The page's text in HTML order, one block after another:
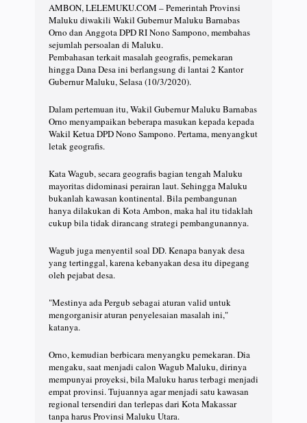
AMBON, LELEMUKU.COM – Pemerintah Provinsi
Maluku diwakili Wakil Gubernur Maluku Barnabas
Orno dan Anggota DPD RI Nono Sampono, membahas
sejumlah persoalan di Maluku.
Pembahasan terkait masalah geografis, pemekaran
hingga Dana Desa ini berlangsung di lantai 2 Kantor
Gubernur Maluku, Selasa (10/3/2020).
Dalam pertemuan itu, Wakil Gubernur Maluku Barnabas
Orno menyampaikan beberapa masukan kepada kepada
Wakil Ketua DPD Nono Sampono. Pertama, menyangkut
letak geografis.
Kata Wagub, secara geografis bagian tengah Maluku
mayoritas didominasi perairan laut. Sehingga Maluku
bukanlah kawasan kontinental. Bila pembangunan
hanya dilakukan di Kota Ambon, maka hal itu tidaklah
cukup bila tidak dirancang strategi pembangunannya.
Wagub juga menyentil soal DD. Kenapa banyak desa
yang tertinggal, karena kebanyakan desa itu dipegang
oleh pejabat desa.
"Mestinya ada Pergub sebagai aturan valid untuk
mengorganisir aturan penyelesaian masalah ini,"
katanya.
Orno, kemudian berbicara menyangku pemekaran. Dia
mengaku, saat menjadi calon Wagub Maluku, dirinya
mempunyai proyeksi, bila Maluku harus terbagi menjadi
empat provinsi. Tujuannya agar menjadi satu kawasan
regional tersendiri dan terlepas dari Kota Makassar
tanpa harus Provinsi Maluku Utara.